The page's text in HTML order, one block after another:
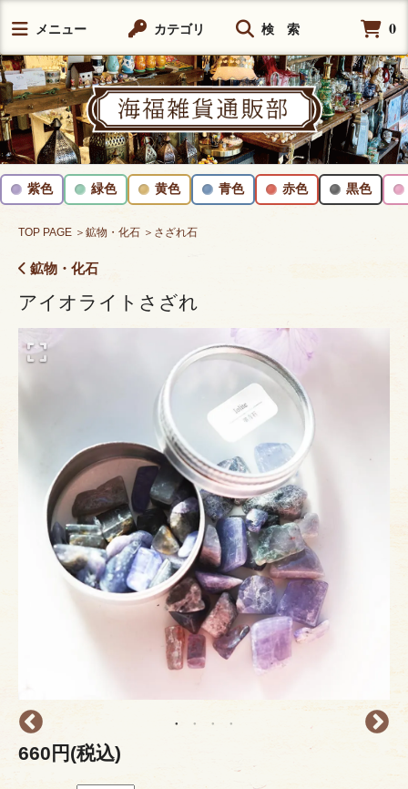
メニュー カテゴリ 検 索 0
紫色 緑色 黄色 青色 赤色 黒色
TOP PAGE ＞鉱物・化石 ＞さざれ石
鉱物・化石
アイオライトさざれ
660円(税込)